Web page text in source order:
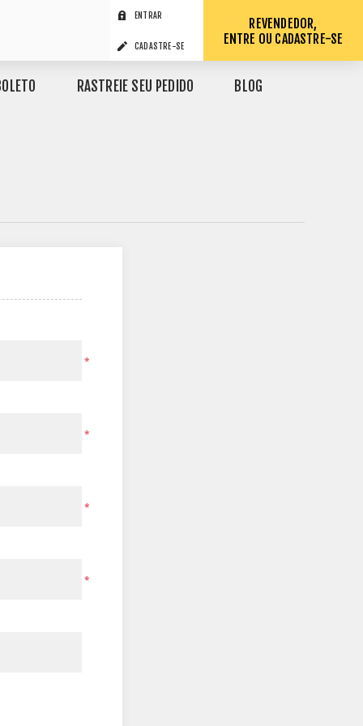
ENTRAR
CADASTRE-SE
REVENDEDOR,
ENTRE OU CADASTRE-SE
RASTREIE SEU PEDIDO BLOG
*
*
*
*